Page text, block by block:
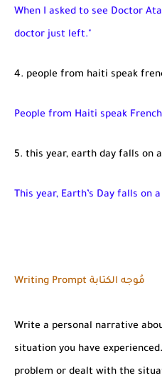
When I asked to see Doctor
doctor just left."
4. people from haiti speak
People from Haiti speak
5. this year, earth day falls on a
This year, Earth’s Day falls on a
Writing Prompt مُوجه الكتابة
Write a personal narrative
situation you have
problem or dealt with the